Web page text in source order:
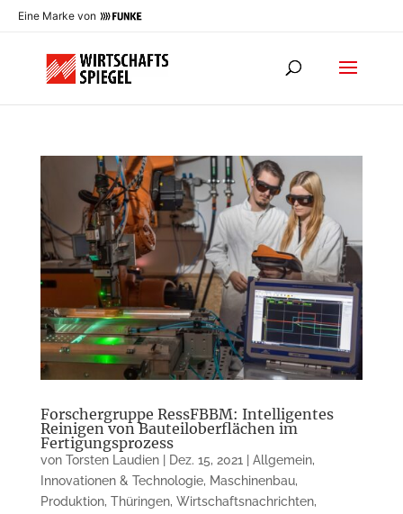
Eine Marke von
Forschergruppe RessFBBM: Intelligentes
Reinigen von Bauteiloberflächen im
Fertigungsprozess
von Torsten Laudien| Dez. 15, 2021| Allgemein,
Innovationen & Technologie, Maschinenbau,
Produktion, Thüringen, Wirtschaftsnachrichten,